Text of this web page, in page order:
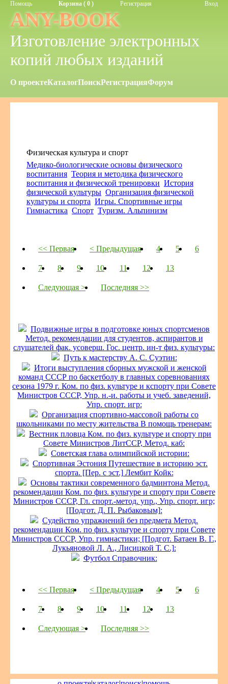
Помощь Корзина ( 0 ) Регистрация Вход
ANY-BOOK
Изготовление электронных
копий любых изданий
О проектеКаталогПоискРегистрацияФорум
Физическая культура и спорт
Медико-биологические основы физического
воспитания Теория и методика физического
воспитания и физической тренировки История
физической культуры Организация физической
культуры и спорта Игры. Спортивные игры
Гимнастика Спорт Туризм. Альпинизм
<< Первая < Предыдущая 4 5 6
7 8 9 10 11 12 13
Следующая > Последняя >>
Подвижные игры в подготовке юных спортсменов
Метод. рекомендации для студентов, аспирантов и
слушателей фак. усоверш. Гос. центр. ин-т физ. культуры:
Путь к мастерству А. С. Суэтин:
Итоги выступления сборных мужской и женской
команд СССР по баскетболу в главных соревнованиях
сезона 1979 г. Ком. по физ. культуре и кспорту при Совете
Министров СССР, Упр. н.-и. работы и учеб. заведений,
Упр. спорт. игр:
Организация спортивно-массовой работы со
школьниками по месту жительства В помощь тренерам:
Вестник пловца Ком. по физ. культуре и спорту при
Совете Министров ЛитССР, Метод. каб:
Советская глава олимпийской истории:
Спортивная Эстония Путешествие в историю эст.
спорта. [Пер. с эст.] Лембит Койк:
Основы тактики современного бадминтона Метод.
рекомендации Ком. по физ. культуре и спорту при Совете
Министров СССР, Гл. спорт.-метод. упр., Упр. спорт. игр;
[Подгот. Д. П. Рыбаковым]:
Судейство упражнений без предмета Метод.
рекомендации Ком. по физ. культуре и спорту при Совете
Министров СССР, Упр. гимнастики; [Подгот. Батаен В. Г.,
Лукьяновой Л. А., Лисицкой Т. С.]:
Футбол Справочник:
<< Первая < Предыдущая 4 5 6
7 8 9 10 11 12 13
Следующая > Последняя >>